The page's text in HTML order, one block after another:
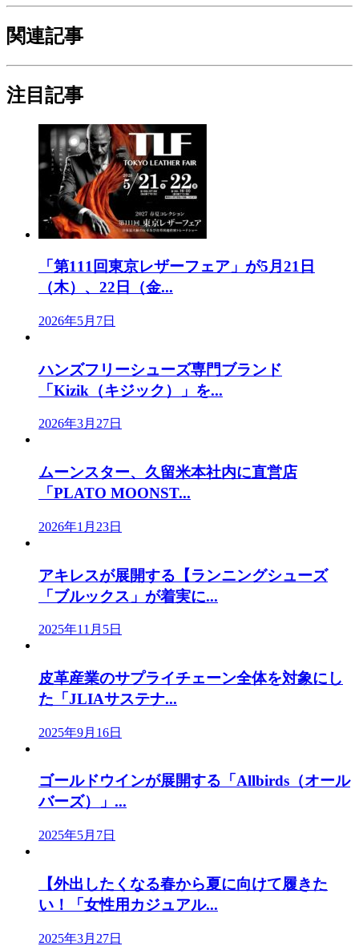
関連記事
注目記事
「第111回東京レザーフェア」が5月21日
（木）、22日（金...
2026年5月7日
ハンズフリーシューズ専門ブランド
「Kizik（キジック）」を...
2026年3月27日
ムーンスター、久留米本社内に直営店
「PLATO MOONST...
2026年1月23日
アキレスが展開する【ランニングシューズ
「ブルックス」が着実に...
2025年11月5日
皮革産業のサプライチェーン全体を対象にし
た「JLIAサステナ...
2025年9月16日
ゴールドウインが展開する「Allbirds（オール
バーズ）」...
2025年5月7日
【外出したくなる春から夏に向けて履きた
い！「女性用カジュアル...
2025年3月27日